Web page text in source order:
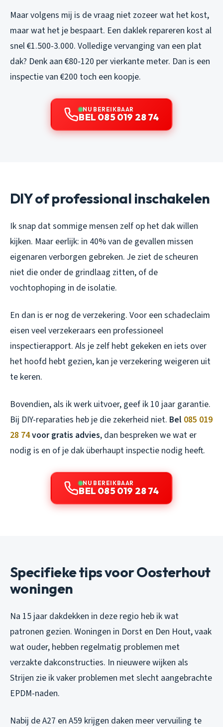
Maar volgens mij is de vraag niet zozeer wat het kost,
maar wat het je bespaart. Een daklek repareren kost al
snel €1.500-3.000. Volledige vervanging van een plat
dak? Denk aan €80-120 per vierkante meter. Dan is een
inspectie van €200 toch een koopje.
NU BEREIKBAAR
BEL 085 019 28 74
DIY of professional inschakelen
Ik snap dat sommige mensen zelf op het dak willen
kijken. Maar eerlijk: in 40% van de gevallen missen
eigenaren verborgen gebreken. Je ziet de scheuren
niet die onder de grindlaag zitten, of de
vochtophoping in de isolatie.
En dan is er nog de verzekering. Voor een schadeclaim
eisen veel verzekeraars een professioneel
inspectierapport. Als je zelf hebt gekeken en iets over
het hoofd hebt gezien, kan je verzekering weigeren uit
te keren.
Bovendien, als ik werk uitvoer, geef ik 10 jaar garantie.
Bij DIY-reparaties heb je die zekerheid niet. Bel 085 019
28 74voor gratis advies, dan bespreken we wat er
nodig is en of je dak überhaupt inspectie nodig heeft.
NU BEREIKBAAR
BEL 085 019 28 74
Specifieke tips voor Oosterhout
woningen
Na 15 jaar dakdekken in deze regio heb ik wat
patronen gezien. Woningen in Dorst en Den Hout, vaak
wat ouder, hebben regelmatig problemen met
verzakte dakconstructies. In nieuwere wijken als
Strijen zie ik vaker problemen met slecht aangebrachte
EPDM-naden.
Nabij de A27 en A59 krijgen daken meer vervuiling te